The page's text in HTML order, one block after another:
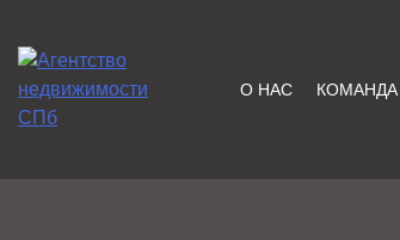
content
Недвижимости, Покупка,
О НАС КОМАНДА